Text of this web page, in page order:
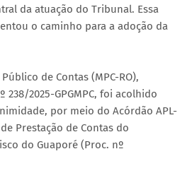
da atuação do Tribunal. Essa
o caminho para a adoção da
de Contas (MPC-RO),
238/2025-GPGMPC, foi acolhido
por meio do Acórdão APL-
Prestação de Contas do
do Guaporé (Proc. nº